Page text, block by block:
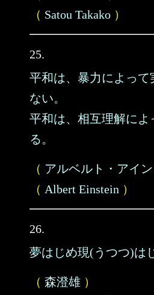
（ Satou Takako ）
25.
平和は、暴力によって
ない。
平和は、相互理解によ
る。
（ アルベルト・アイ
（ Albert Einstein ）
26.
夢はじめ現(うつつ)は
（ 森澄雄 ）